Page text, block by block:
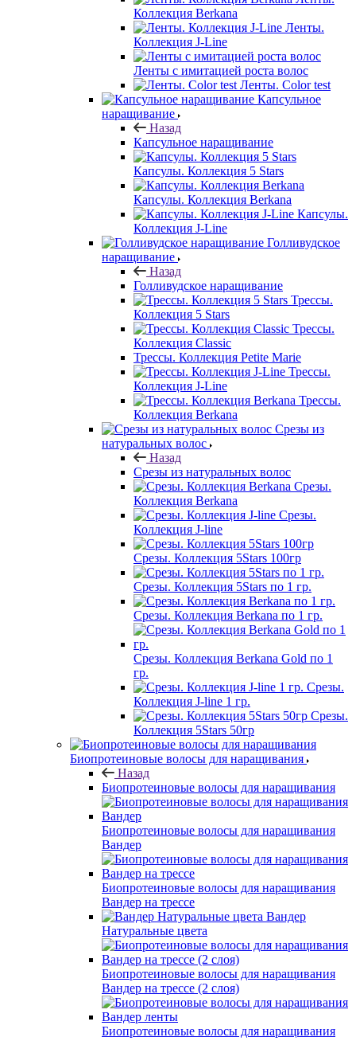
Коллекция Berkana
Ленты.
Коллекция J-Line
Ленты с имитацией роста волос
Ленты. Color test
Капсульное
наращивание
Назад
Капсульное наращивание
Капсулы. Коллекция 5 Stars
Капсулы. Коллекция Berkana
Капсулы.
Коллекция J-Line
Голливудское
наращивание
Назад
Голливудское наращивание
Трессы.
Коллекция 5 Stars
Трессы.
Коллекция Classic
Трессы. Коллекция Petite Marie
Трессы.
Коллекция J-Line
Трессы.
Коллекция Berkana
Срезы из
натуральных волос
Назад
Срезы из натуральных волос
Срезы.
Коллекция Berkana
Срезы.
Коллекция J-line
Срезы. Коллекция 5Stars 100гр
Срезы. Коллекция 5Stars по 1 гр.
Срезы. Коллекция Berkana по 1 гр.
Срезы. Коллекция Berkana Gold по 1
гр.
Срезы.
Коллекция J-line 1 гр.
Срезы.
Коллекция 5Stars 50гр
Биопротеиновые волосы для наращивания
Назад
Биопротеиновые волосы для наращивания
Биопротеиновые волосы для наращивания
Вандер
Биопротеиновые волосы для наращивания
Вандер на трессе
Вандер
Натуральные цвета
Биопротеиновые волосы для наращивания
Вандер на трессе (2 слоя)
Биопротеиновые волосы для наращивания